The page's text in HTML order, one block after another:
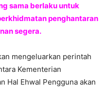
sama berlaku untuk
penghantaran
segera.
mengeluarkan perintah
Kementerian
Hal Ehwal Pengguna akan